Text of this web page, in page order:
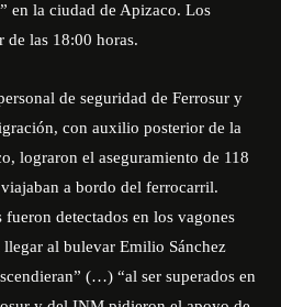
en la ciudad de Apizaco. Los
de las 18:00 horas.
de seguridad de Ferrosur y
con auxilio posterior de la
lograron el aseguramiento de 118
a bordo del ferrocarril.
detectados en los vagones
al bulevar Emilio Sánchez
(…) “al ser superados en